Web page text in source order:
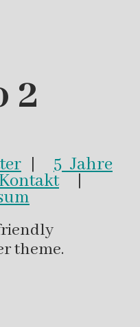
2
| 5 Jahre
Kontakt|
theme.